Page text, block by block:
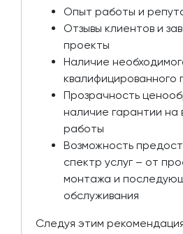
Опыт работы и
Отзывы клиентов и
проекты
Наличие
квалифицированного
Прозрачность
наличие гарантии на
работы
Возможность
спектр услуг – от
монтажа и
обслуживания
Следуя этим